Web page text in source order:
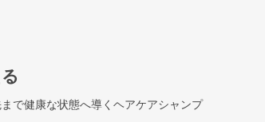
で健康な状態へ導くヘアケアシャンプ